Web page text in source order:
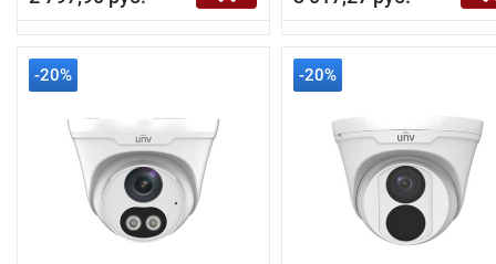
-20% -20%